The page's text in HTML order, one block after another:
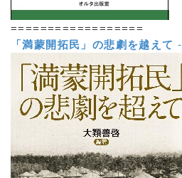
==================
「満蒙開拓民」の悲劇を越えて -